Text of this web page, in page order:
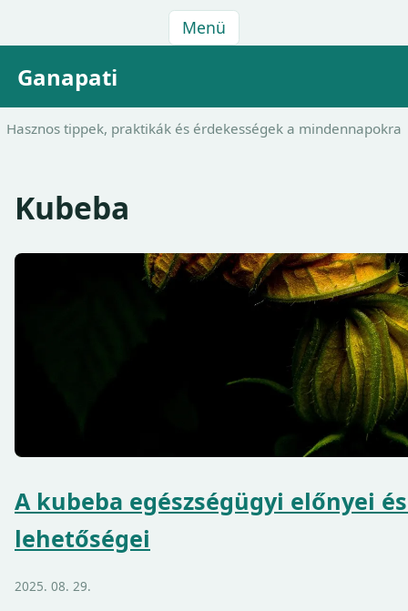
Menü
Ganapati
Hasznos tippek, praktikák és érdekességek a mindennapokra
Kubeba
A kubeba egészségügyi előnyei
lehetőségei
2025. 08. 29.